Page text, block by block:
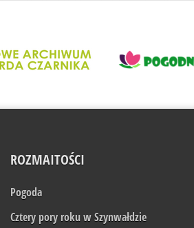
ROZMAITOŚCI
Pogoda
Cztery pory roku w Szynwałdzie